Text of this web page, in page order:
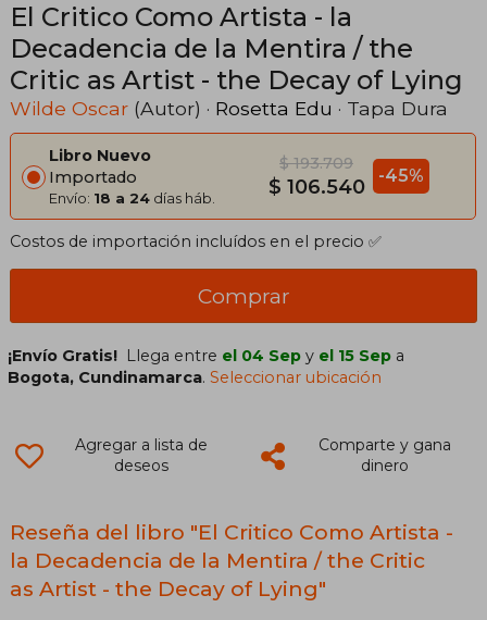
El Critico Como Artista - la
Decadencia de la Mentira / the
Critic as Artist - the Decay of Lying
Wilde Oscar (Autor) · Rosetta Edu · Tapa Dura
Libro Nuevo
Importado
Envío: 18 a 24 días háb.
$ 193.709
$ 106.540 -45%
Costos de importación incluídos en el precio ✅
Comprar
¡Envío Gratis! Llega entre el 04 Sep y el 15 Sep a
Bogota, Cundinamarca.Seleccionar ubicación
Agregar a lista de
deseos
Comparte y gana
dinero
Reseña del libro "El Critico Como Artista -
la Decadencia de la Mentira / the Critic
as Artist - the Decay of Lying"